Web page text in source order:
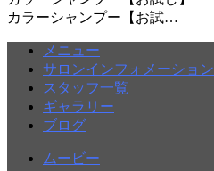
カラーシャンプー【お試…
メニュー
サロンインフォメーション
スタッフ一覧
ギャラリー
ブログ
ムービー